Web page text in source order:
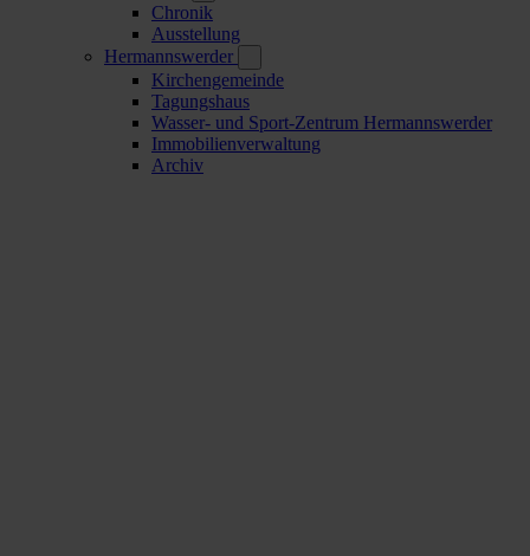
Chronik
Ausstellung
Hermannswerder
Kirchengemeinde
Tagungshaus
Wasser- und Sport-Zentrum Hermannswerder
Immobilienverwaltung
Archiv